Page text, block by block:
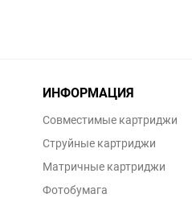
ИНФОРМАЦИЯ
Совместимые картриджи
Струйные картриджи
Матричные картриджи
Фотобумага